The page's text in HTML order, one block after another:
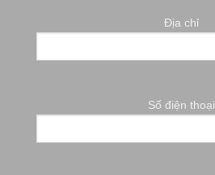
Địa chỉ
Số điện thoại